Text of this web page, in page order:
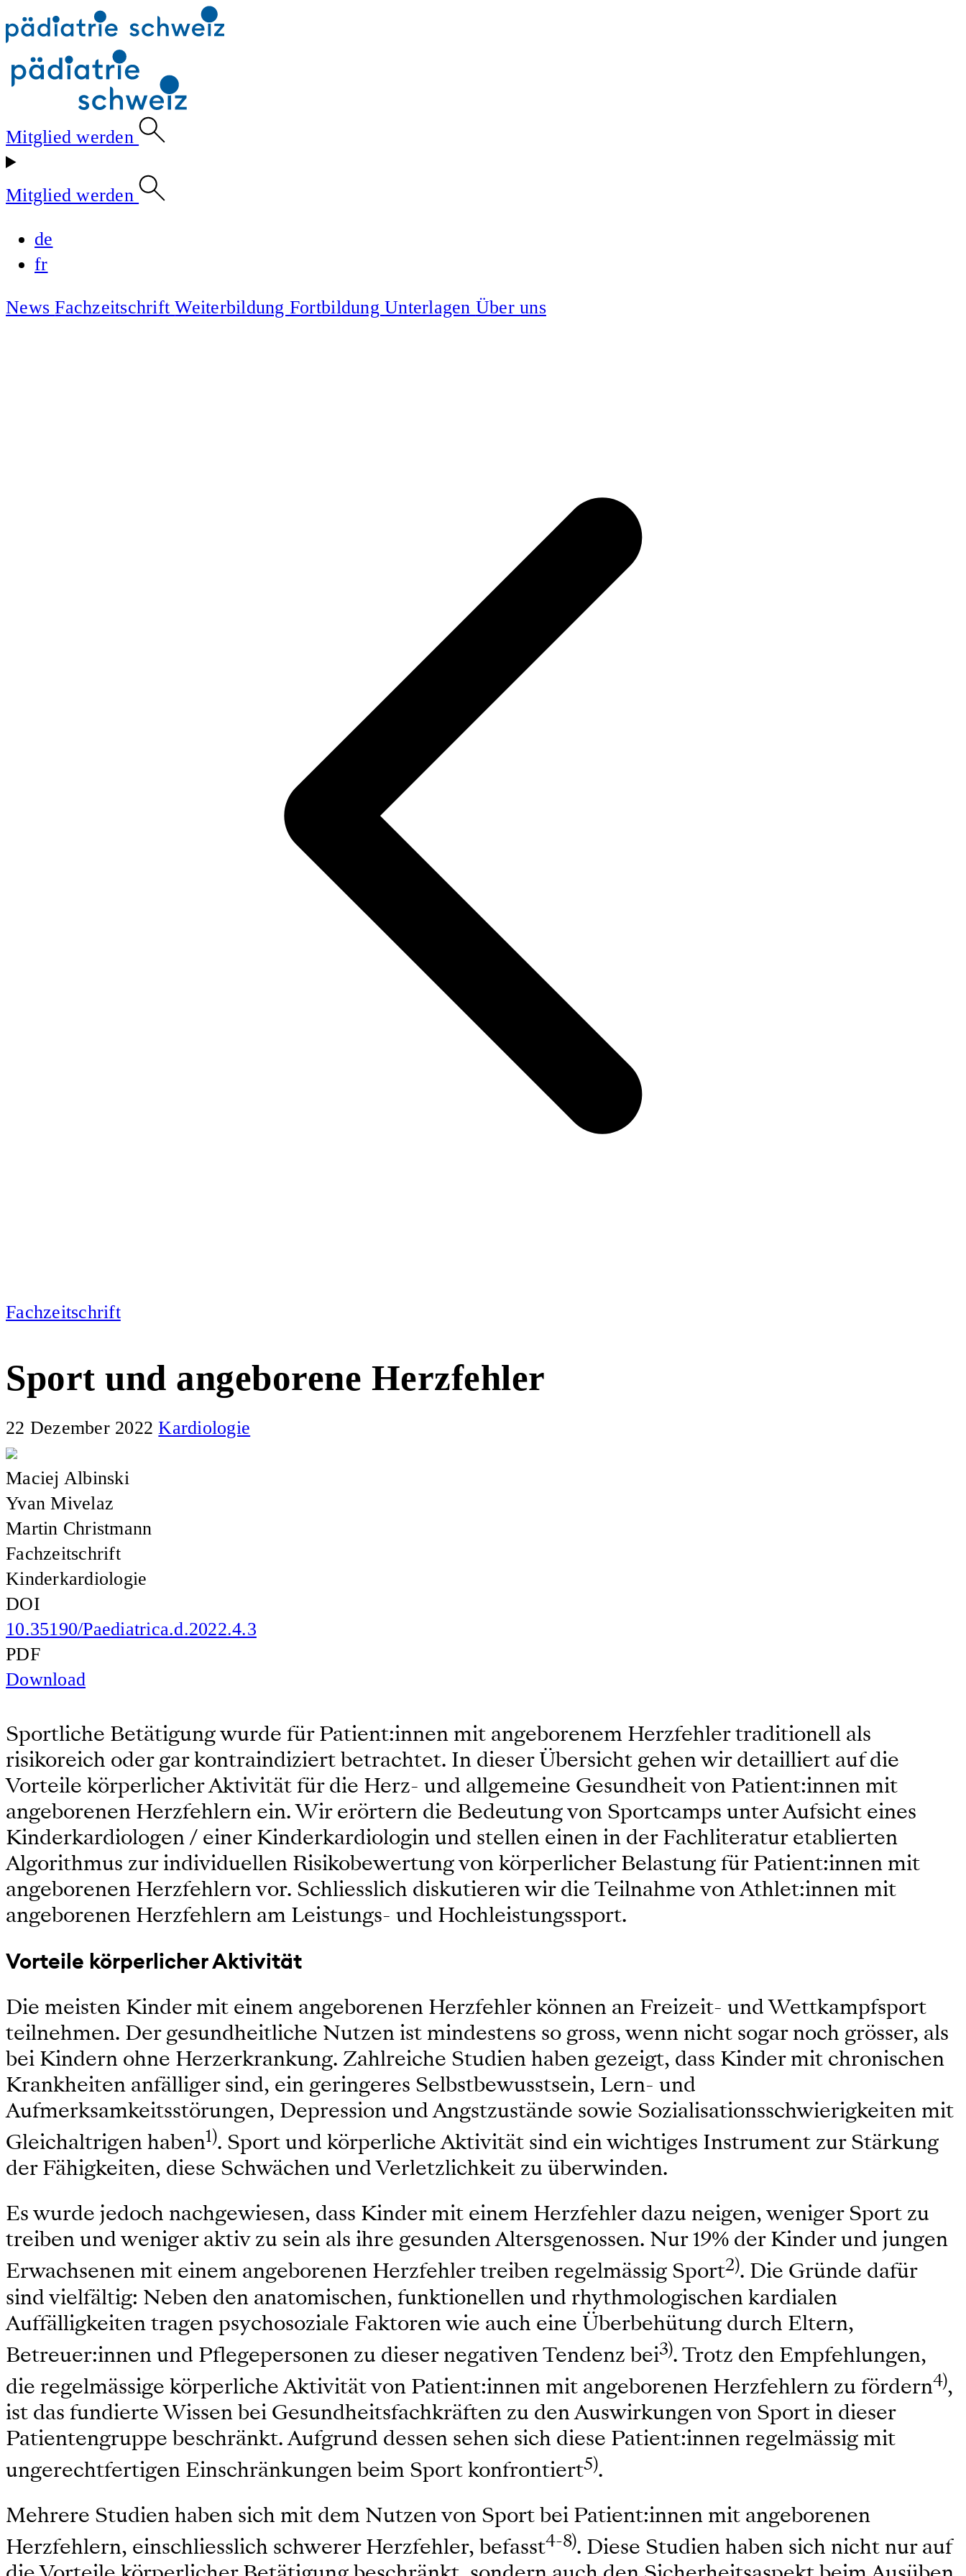
Mitglied werden
Mitglied werden
de
fr
NewsFachzeitschriftWeiterbildung FortbildungUnterlagen Über uns
Fachzeitschrift
Sport und angeborene Herzfehler
22 Dezember 2022 Kardiologie
Maciej Albinski
Yvan Mivelaz
Martin Christmann
Fachzeitschrift
Kinderkardiologie
DOI
10.35190/Paediatrica.d.2022.4.3
PDF
Download
Sportliche Betätigung wurde für Patient:innen mit angeborenem Herzfehler traditionell als
risikoreich oder gar kontraindiziert betrachtet. In dieser Übersicht gehen wir detailliert auf die
Vorteile körperlicher Aktivität für die Herz- und allgemeine Gesundheit von Patient:innen mit
angeborenen Herzfehlern ein. Wir erörtern die Bedeutung von Sportcamps unter Aufsicht eines
Kinderkardiologen / einer Kinderkardiologin und stellen einen in der Fachliteratur etablierten
Algorithmus zur individuellen Risikobewertung von körperlicher Belastung für Patient:innen mit
angeborenen Herzfehlern vor. Schliesslich diskutieren wir die Teilnahme von Athlet:innen mit
angeborenen Herzfehlern am Leistungs- und Hochleistungssport.
Vorteile körperlicher Aktivität
Die meisten Kinder mit einem angeborenen Herzfehler können an Freizeit- und Wettkampfsport
teilnehmen. Der gesundheitliche Nutzen ist mindestens so gross, wenn nicht sogar noch grösser, als
bei Kindern ohne Herzerkrankung. Zahlreiche Studien haben gezeigt, dass Kinder mit chronischen
Krankheiten anfälliger sind, ein geringeres Selbstbewusstsein, Lern- und
Aufmerksamkeitsstörungen, Depression und Angstzustände sowie Sozialisationsschwierigkeiten mit
Gleichaltrigen haben1). Sport und körperliche Aktivität sind ein wichtiges Instrument zur Stärkung
der Fähigkeiten, diese Schwächen und Verletzlichkeit zu überwinden.
Es wurde jedoch nachgewiesen, dass Kinder mit einem Herzfehler dazu neigen, weniger Sport zu
treiben und weniger aktiv zu sein als ihre gesunden Altersgenossen. Nur 19% der Kinder und jungen
Erwachsenen mit einem angeborenen Herzfehler treiben regelmässig Sport2). Die Gründe dafür
sind vielfältig: Neben den anatomischen, funktionellen und rhythmologischen kardialen
Auffälligkeiten tragen psychosoziale Faktoren wie auch eine Überbehütung durch Eltern,
Betreuer:innen und Pflegepersonen zu dieser negativen Tendenz bei3). Trotz den Empfehlungen,
die regelmässige körperliche Aktivität von Patient:innen mit angeborenen Herzfehlern zu fördern4),
ist das fundierte Wissen bei Gesundheitsfachkräften zu den Auswirkungen von Sport in dieser
Patientengruppe beschränkt. Aufgrund dessen sehen sich diese Patient:innen regelmässig mit
ungerechtfertigen Einschränkungen beim Sport konfrontiert5).
Mehrere Studien haben sich mit dem Nutzen von Sport bei Patient:innen mit angeborenen
Herzfehlern, einschliesslich schwerer Herzfehler, befasst4-8). Diese Studien haben sich nicht nur auf